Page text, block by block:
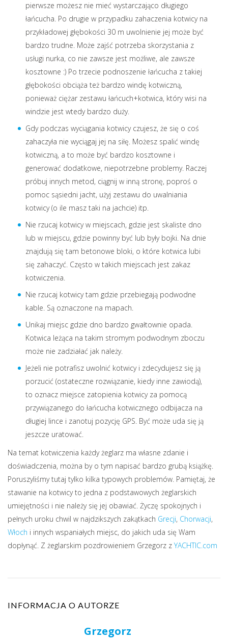
pierwsze możesz nie mieć wystarczająco długiego
łańcucha. Po drugie w przypadku zahaczenia kotwicy na
przykładowej głębokości 30 m uwolnienie jej może być
bardzo trudne. Może zajść potrzeba skorzystania z
usługi nurka, co nie zawsze jest możliwe, ale zawsze
kosztowne :) Po trzecie podnoszenie łańcucha z takiej
głębokości obciąża też bardzo windę kotwiczną,
ponieważ ciężar zestawu łańcuch+kotwica, który wisi na
windzie jest wtedy bardzo duży.
Gdy podczas wyciągania kotwicy czujesz, że się o coś
zahaczyła nie wyciągaj jej na siłę. Możesz spalić windę
kotwiczną, a to może być bardzo kosztowne i
generować dodatkowe, niepotrzebne problemy. Raczej
próbuj innych metod, ciągnij w inną stronę, poproś o
pomoc sąsiedni jacht, użyj zestawu do uwalniania
kotwicy (o ile masz taki na jachcie) itp.
Nie rzucaj kotwicy w miejscach, gdzie jest skaliste dno
lub w miejscu, gdzie powinny być lub były bojki. Na dnie
znajdują się tam betonowe bloki, o które kotwica lubi
się zahaczyć. Często w takich miejscach jest zakaz
kotwiczenia.
Nie rzucaj kotwicy tam gdzie przebiegają podwodne
kable. Są oznaczone na mapach.
Unikaj miejsc gdzie dno bardzo gwałtownie opada.
Kotwica leżąca na takim stromym podwodnym zboczu
może nie zadziałać jak należy.
Jeżeli nie potrafisz uwolnić kotwicy i zdecydujesz się ją
porzucić (ostateczne rozwiązanie, kiedy inne zawiodą),
to oznacz miejsce zatopienia kotwicy za pomocą
przywiązanego do łańcucha kotwicznego odbijacza na
długiej lince i zanotuj pozycję GPS. Być może uda się ją
jeszcze uratować.
Na temat kotwiczenia każdy żeglarz ma własne zdanie i
doświadczenia, można by o tym napisać bardzo grubą książkę.
Poruszyliśmy tutaj tylko kilka typowych problemów. Pamiętaj, że
stawanie na kotwicy to jedna z podstawowych żeglarskich
umiejętności i nie należy się jej obawiać. Życzę spokojnych i
pełnych uroku chwil w najdzikszych zakątkach Grecji, Chorwacji,
Włoch i innych wspaniałych miejsc, do jakich uda się Wam
dopłynąć. Z żeglarskim pozdrowieniem Grzegorz z YACHTIC.com
INFORMACJA O AUTORZE
Grzegorz